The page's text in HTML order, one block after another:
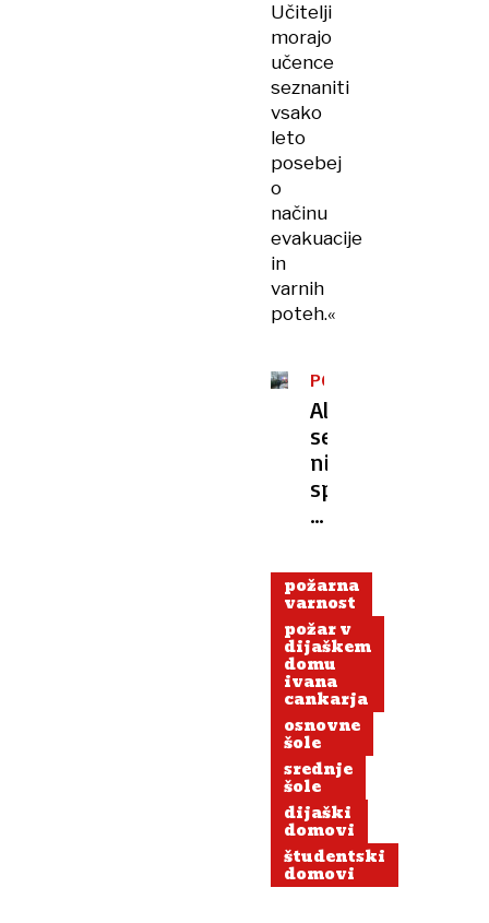
Učitelji
morajo
učence
seznaniti
vsako
leto
posebej
o
načinu
evakuacije
in
varnih
poteh.«
POŽAR
V
DIJAŠKEM
DOMU
Alarm
se
ni
sprožil,
ker
nimajo
požarna
varnost
požar v
dijaškem
domu
ivana
cankarja
osnovne
šole
srednje
šole
dijaški
domovi
študentski
domovi